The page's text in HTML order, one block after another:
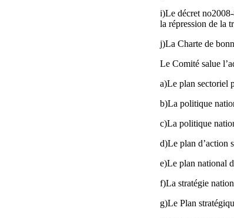
i)Le décret
la répression de la
j)La Charte de
Le Comité salue
a)Le plan sectoriel
b)La politique
c)La politique
d)Le plan d’action
e)Le plan national
f)La stratégie
g)Le Plan